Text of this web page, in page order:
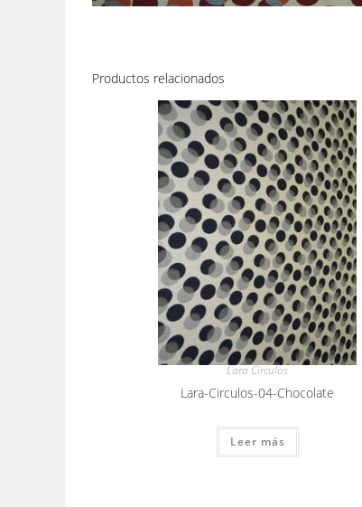
Productos relacionados
Lara Circulos
Lara-Circulos-04-Chocolate
Leer más